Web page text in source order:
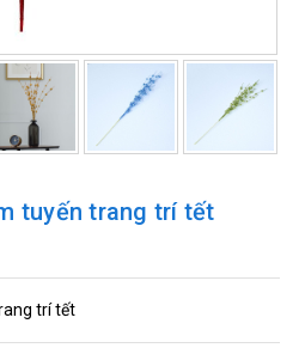
tuyến trang trí tết
trí tết